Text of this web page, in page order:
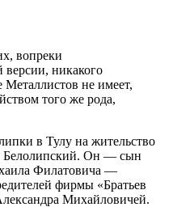
вопреки
версии, никакого
не имеет,
того же рода,
в Тулу на жительство
Белолипский. Он — сын
Филатовича —
фирмы «Братьев
Михайловичей.